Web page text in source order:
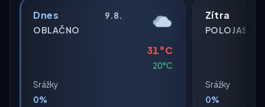
Dnes
9.8.
OBLAČNO
31°C
20°C
Srážky
0%
Zítra
POLOJASNO
Srážky
0%